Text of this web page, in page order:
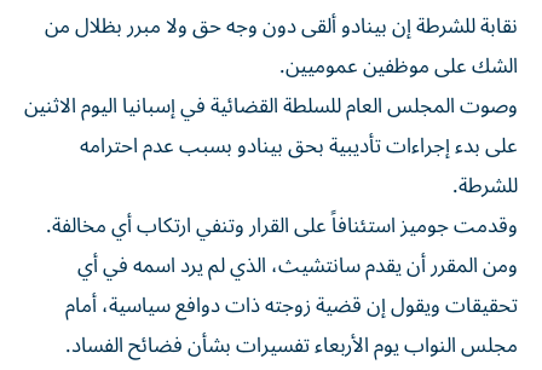
نقابة للشرطة ‌إن بينادو ألقى دون وجه حق ولا مبرر بظلال من
الشك على موظفين عموميين.
وصوت المجلس العام للسلطة القضائية ‌في إسبانيا ‌اليوم الاثنين
على بدء إجراءات ⁠تأديبية بحق بينادو بسبب عدم احترامه
للشرطة.
وقدمت ‌جوميز استئنافاً على القرار وتنفي ارتكاب أي مخالفة.
ومن المقرر أن يقدم سانتشيث، الذي لم ⁠يرد اسمه في أي
تحقيقات ويقول إن ​قضية زوجته ذات دوافع سياسية، أمام
مجلس النواب يوم الأربعاء تفسيرات بشأن فضائح الفساد.